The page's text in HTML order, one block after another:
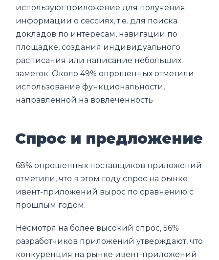
используют приложение для получения
информации о сессиях, т.е. для поиска
докладов по интересам, навигации по
площадке, создания индивидуального
расписания или написание небольших
заметок. Около 49% опрошенных отметили
использование функциональности,
направленной на вовлеченность
Спрос и предложение
68% опрошенных поставщиков приложений
отметили, что в этом году спрос на рынке
ивент-приложений вырос по сравнению с
прошлым годом.
Несмотря на более высокий спрос, 56%
разработчиков приложений утверждают, что
конкуренция на рынке ивент-приложений